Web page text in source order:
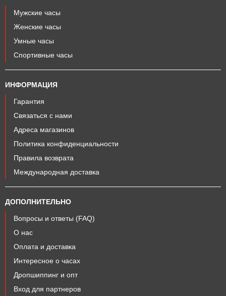
Мужские часы
Женские часы
Умные часы
Спортивные часы
ИНФОРМАЦИЯ
Гарантия
Связаться с нами
Адреса магазинов
Политика конфиденциальности
Правила возврата
Международная доставка
ДОПОЛНИТЕЛЬНО
Вопросы и ответы (FAQ)
О нас
Оплата и доставка
Интересное о часах
Дропшиппинг и опт
Вход для партнеров